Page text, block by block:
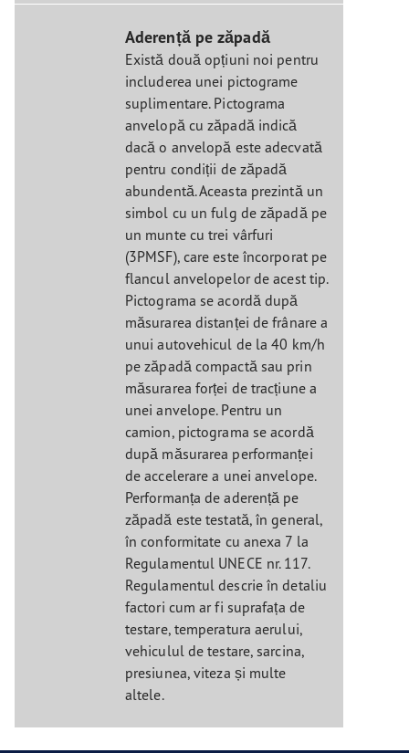
Aderență pe zăpadă
Există două opțiuni noi pentru
includerea unei pictograme
suplimentare. Pictograma
anvelopă cu zăpadă indică
dacă o anvelopă este adecvată
pentru condiții de zăpadă
abundentă. Aceasta prezintă un
simbol cu un fulg de zăpadă pe
un munte cu trei vârfuri
(3PMSF), care este încorporat pe
flancul anvelopelor de acest tip.
Pictograma se acordă după
măsurarea distanței de frânare a
unui autovehicul de la 40 km/h
pe zăpadă compactă sau prin
măsurarea forței de tracțiune a
unei anvelope. Pentru un
camion, pictograma se acordă
după măsurarea performanței
de accelerare a unei anvelope.
Performanța de aderență pe
zăpadă este testată, în general,
în conformitate cu anexa 7 la
Regulamentul UNECE nr. 117.
Regulamentul descrie în detaliu
factori cum ar fi suprafața de
testare, temperatura aerului,
vehiculul de testare, sarcina,
presiunea, viteza și multe
altele.